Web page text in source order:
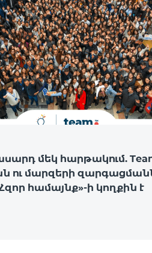
մեկ հարթակում.
ու մարզերի
համայնք»-ի կողքին է